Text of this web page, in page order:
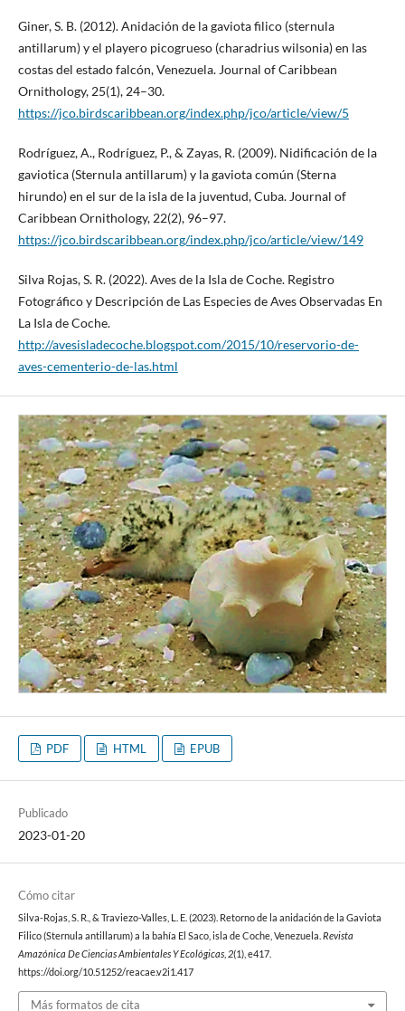
Giner, S. B. (2012). Anidación de la gaviota filico (sternula
antillarum) y el playero picogrueso (charadrius wilsonia) en las
costas del estado falcón, Venezuela. Journal of Caribbean
Ornithology, 25(1), 24–30.
https://jco.birdscaribbean.org/index.php/jco/article/view/5
Rodríguez, A., Rodríguez, P., & Zayas, R. (2009). Nidificación de la
gaviotica (Sternula antillarum) y la gaviota común (Sterna
hirundo) en el sur de la isla de la juventud, Cuba. Journal of
Caribbean Ornithology, 22(2), 96–97.
https://jco.birdscaribbean.org/index.php/jco/article/view/149
Silva Rojas, S. R. (2022). Aves de la Isla de Coche. Registro
Fotográfico y Descripción de Las Especies de Aves Observadas En
La Isla de Coche.
http://avesisladecoche.blogspot.com/2015/10/reservorio-de-
aves-cementerio-de-las.html
PDF HTML EPUB
Publicado
2023-01-20
Cómo citar
Silva-Rojas, S. R., & Traviezo-Valles, L. E. (2023). Retorno de la anidación de la Gaviota
Filico (Sternula antillarum) a la bahía El Saco, isla de Coche, Venezuela. Revista
Amazónica De Ciencias Ambientales Y Ecológicas, 2(1), e417.
https://doi.org/10.51252/reacae.v2i1.417
Más formatos de cita